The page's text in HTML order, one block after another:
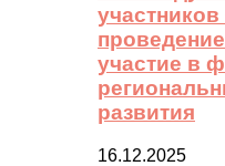
участие в
развития
16.12.2025